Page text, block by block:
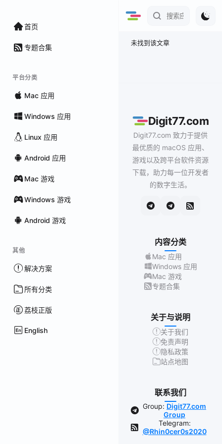
首页
专题合集
平台分类
Mac 应用
Windows 应用
Linux 应用
Android 应用
Mac 游戏
Windows 游戏
Android 游戏
其他
解决方案
所有分类
荔枝正版
English
未找到该文章
Digit77.com
Digit77.com 致力于提供
最优质的 macOS 应用、
游戏以及跨平台软件资源
下载，助力每一位开发者
的数字生活。
内容分类
Mac 应用
Windows 应用
Mac 游戏
专题合集
关于与说明
关于我们
免责声明
隐私政策
站点地图
联系我们
Group: Digit77.com
Group
Telegram:
@Rhin0cer0s2020